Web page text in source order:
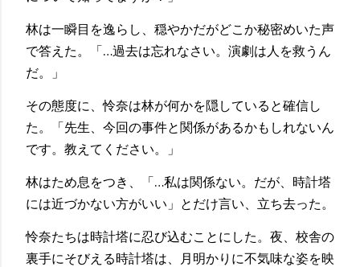
林は一瞬目を逸らし、穏やかだがどこか秘密めいた声
で答えた。「…過去は忘れなさい。演劇は人を救うん
だ。」
その態度に、怜奈は林が何かを隠していると確信し
た。「先生、今回の事件と関係があるかもしれないん
です。教えてください。」
林はため息をつき、「…私は関係ない。だが、時計塔
には近づかない方がいい」とだけ言い、立ち去った。
怜奈たちは時計塔に忍び込むことにした。夜、校舎の
裏手にそびえる時計塔は、月明かりに不気味な姿を映